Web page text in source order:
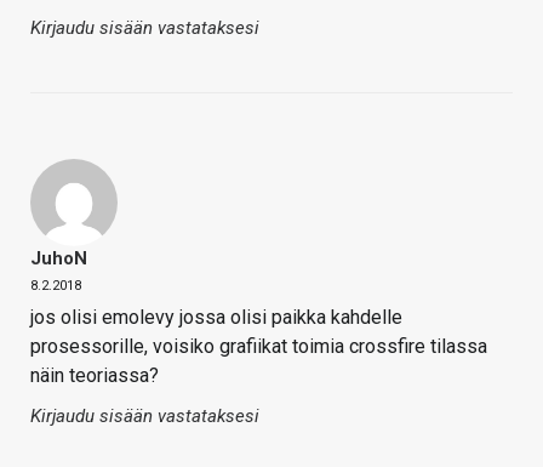
Kirjaudu sisään vastataksesi
JuhoN
8.2.2018
jos olisi emolevy jossa olisi paikka kahdelle
prosessorille, voisiko grafiikat toimia crossfire tilassa
näin teoriassa?
Kirjaudu sisään vastataksesi